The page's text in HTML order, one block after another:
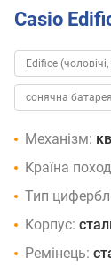
Casio
Edifice (чоловічі,
сонячна батарея
Механізм:
Країна
Тип
Корпус:
Ремінець: